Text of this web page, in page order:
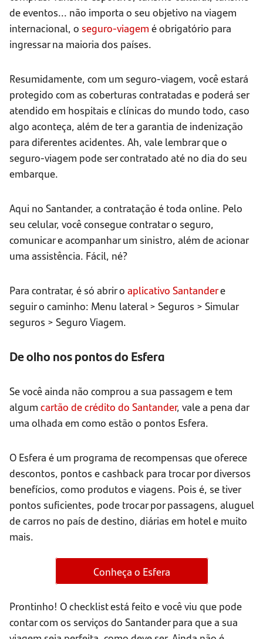
de eventos... não importa o seu objetivo na viagem
internacional, o seguro-viagem é obrigatório para
ingressar na maioria dos países.
Resumidamente, com um seguro-viagem, você estará
protegido com as coberturas contratadas e poderá ser
atendido em hospitais e clínicas do mundo todo, caso
algo aconteça, além de ter a garantia de indenização
para diferentes acidentes. Ah, vale lembrar que o
seguro-viagem pode ser contratado até no dia do seu
embarque.
Aqui no Santander, a contratação é toda online. Pelo
seu celular, você consegue contratar o seguro,
comunicar e acompanhar um sinistro, além de acionar
uma assistência. Fácil, né?
Para contratar, é só abrir o aplicativo Santandere
seguir o caminho: Menu lateral > Seguros > Simular
seguros > Seguro Viagem.
De olho nos pontos do Esfera
Se você ainda não comprou a sua passagem e tem
algum cartão de crédito do Santander, vale a pena dar
uma olhada em como estão o pontos Esfera.
O Esfera é um programa de recompensas que oferece
descontos, pontos e cashback para trocar por diversos
benefícios, como produtos e viagens. Pois é, se tiver
pontos suficientes, pode trocar por passagens, aluguel
de carros no país de destino, diárias em hotel e muito
mais.
Conheça o Esfera
Prontinho! O checklist está feito e você viu que pode
contar com os serviços do Santander para que a sua